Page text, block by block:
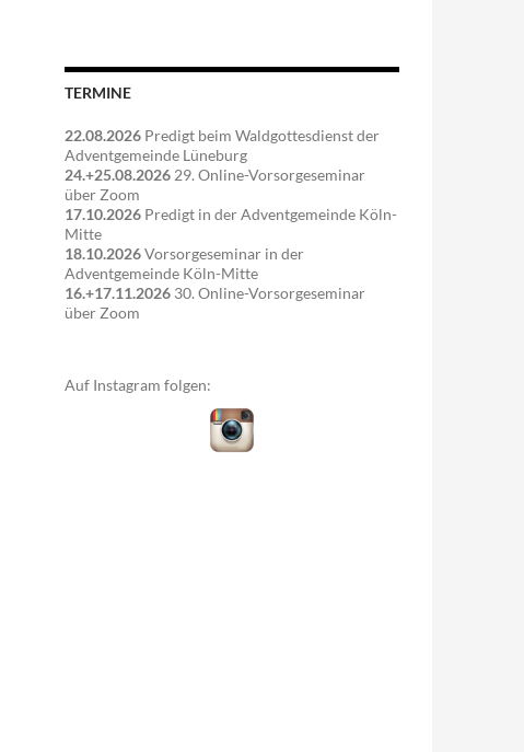
TERMINE
22.08.2026 Predigt beim Waldgottesdienst der
Adventgemeinde Lüneburg
24.+25.08.2026 29. Online-Vorsorgeseminar
über Zoom
17.10.2026 Predigt in der Adventgemeinde Köln-
Mitte
18.10.2026Vorsorgeseminar in der
Adventgemeinde Köln-Mitte
16.+17.11.2026 30. Online-Vorsorgeseminar
über Zoom
Auf Instagram folgen: